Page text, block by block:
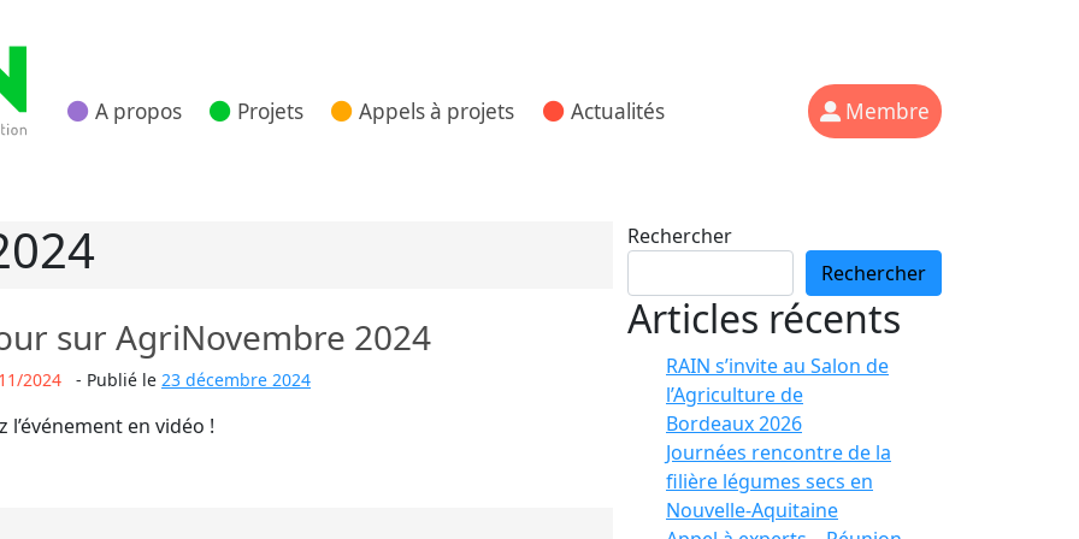
A propos Projets Appels à projets Actualités Membre
sur AgriNovembre 2024
2024 - Publié le 23 décembre 2024
l’événement en vidéo !
Rechercher
Rechercher
Articles récents
RAIN s’invite au Salon de
l’Agriculture de
Bordeaux 2026
Journées rencontre de la
filière légumes secs en
Nouvelle-Aquitaine